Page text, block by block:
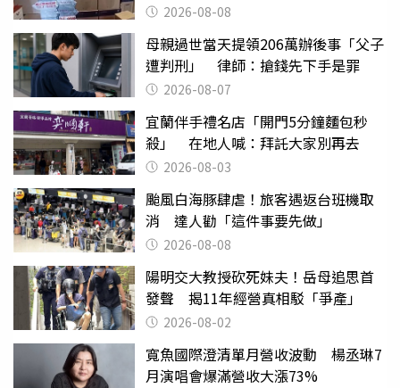
2026-08-08
母親過世當天提領206萬辦後事「父子
遭判刑」 律師：搶錢先下手是罪
2026-08-07
宜蘭伴手禮名店「開門5分鐘麵包秒
殺」 在地人喊：拜託大家別再去
2026-08-03
颱風白海豚肆虐！旅客遇返台班機取
消 達人勸「這件事要先做」
2026-08-08
陽明交大教授砍死妹夫！岳母追思首
發聲 揭11年經營真相駁「爭產」
2026-08-02
寬魚國際澄清單月營收波動 楊丞琳7
月演唱會爆滿營收大漲73%